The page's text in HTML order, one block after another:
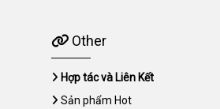
Other
Hợp tác và Liên Kết
Sản phẩm Hot